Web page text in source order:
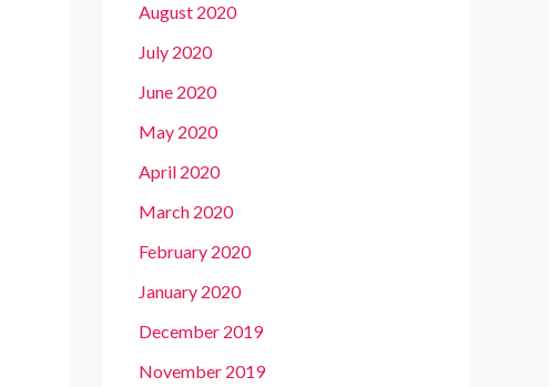
August 2020
July 2020
June 2020
May 2020
April 2020
March 2020
February 2020
January 2020
December 2019
November 2019